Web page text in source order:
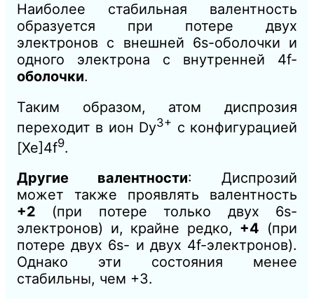
Наиболее стабильная валентность
образуется при потере двух
электронов с внешней 6s-оболочки и
одного электрона с внутренней 4f-
оболочки.
Таким образом, атом диспрозия
переходит в ион Dy3+ с конфигурацией
[Xe]4f9.
Другие валентности: Диспрозий
может также проявлять валентность
+2 (при потере только двух 6s-
электронов) и, крайне редко, +4 (при
потере двух 6s- и двух 4f-электронов).
Однако эти состояния менее
стабильны, чем +3.